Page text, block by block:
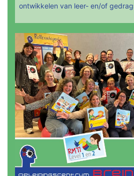
ontwikkelen van leer- en/of